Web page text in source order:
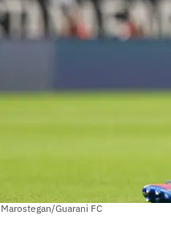
Guarani FC